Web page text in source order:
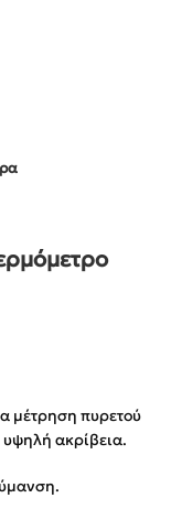
μέτρηση πυρετού
υψηλή ακρίβεια.